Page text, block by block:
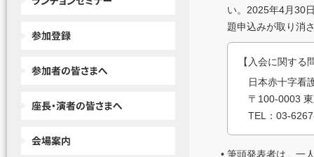
い。2025年4月30
題申込みが取り消
【 入会に関する
日本赤十字看
〒100-0003
TEL：03-
• 筆頭発表者は、一